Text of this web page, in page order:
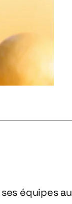
équipes au